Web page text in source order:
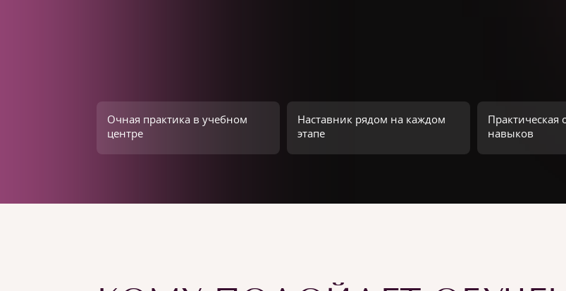
Очная практика в учебном
центре
Наставник рядом на каждом
этапе
Практическая
навыков